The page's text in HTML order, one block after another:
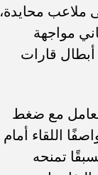
ملاعب محايدة،
مواجهة
قارات
مع ضغط
اللقاء أمام
تمنحه